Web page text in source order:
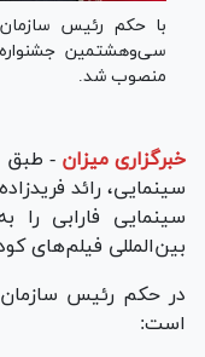
با حکم رئیس
سی‌وهشتمین جشنواره
منصوب شد.
خبرگزاری میزان - طبق
سینمایی، رائد
سینمایی فارابی را
بین‌المللی فیلم‌های
در حکم رئیس
است: